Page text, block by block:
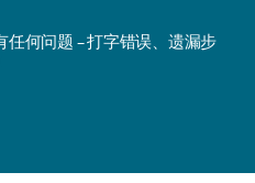
何问题 – 打字错误、遗漏步